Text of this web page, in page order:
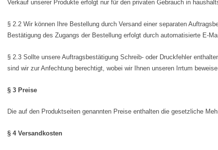
Verkauf unserer Produkte erfolgt nur für den privaten Gebrauch in
§ 2.2 Wir können Ihre Bestellung durch Versand einer separaten
Bestätigung des Zugangs der Bestellung erfolgt durch automatisierte E-
§ 2.3 Sollte unsere Auftragsbestätigung Schreib- oder Druckfehler
sind wir zur Anfechtung berechtigt, wobei wir Ihnen unseren Irrtum
§ 3 Preise
Die auf den Produktseiten genannten Preise enthalten die gesetzliche
§ 4 Versandkosten